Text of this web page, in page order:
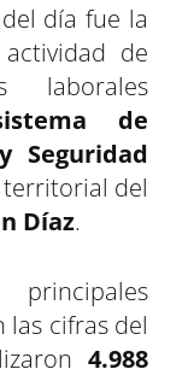
día fue la
de
laborales
de
Seguridad
del
Díaz.
las cifras del
4.988